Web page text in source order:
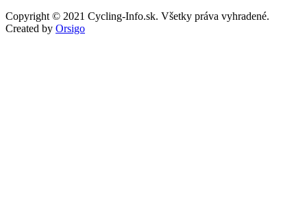
Copyright © 2021 Cycling-Info.sk. Všetky práva vyhradené.
Created by Orsigo